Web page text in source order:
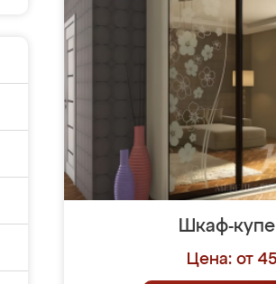
Шкаф-
Цена: от